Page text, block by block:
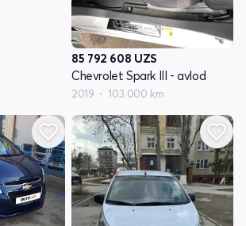
85 792 608 UZS
Chevrolet Spark III - avlod
2019 103 000 km